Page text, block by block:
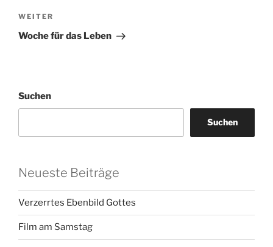
Nächster
Beitrag
WEITER
Woche für das Leben
Suchen
Suchen
Neueste Beiträge
Verzerrtes Ebenbild Gottes
Film am Samstag